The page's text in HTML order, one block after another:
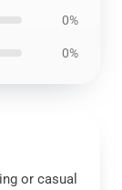
0%
0%
or casual